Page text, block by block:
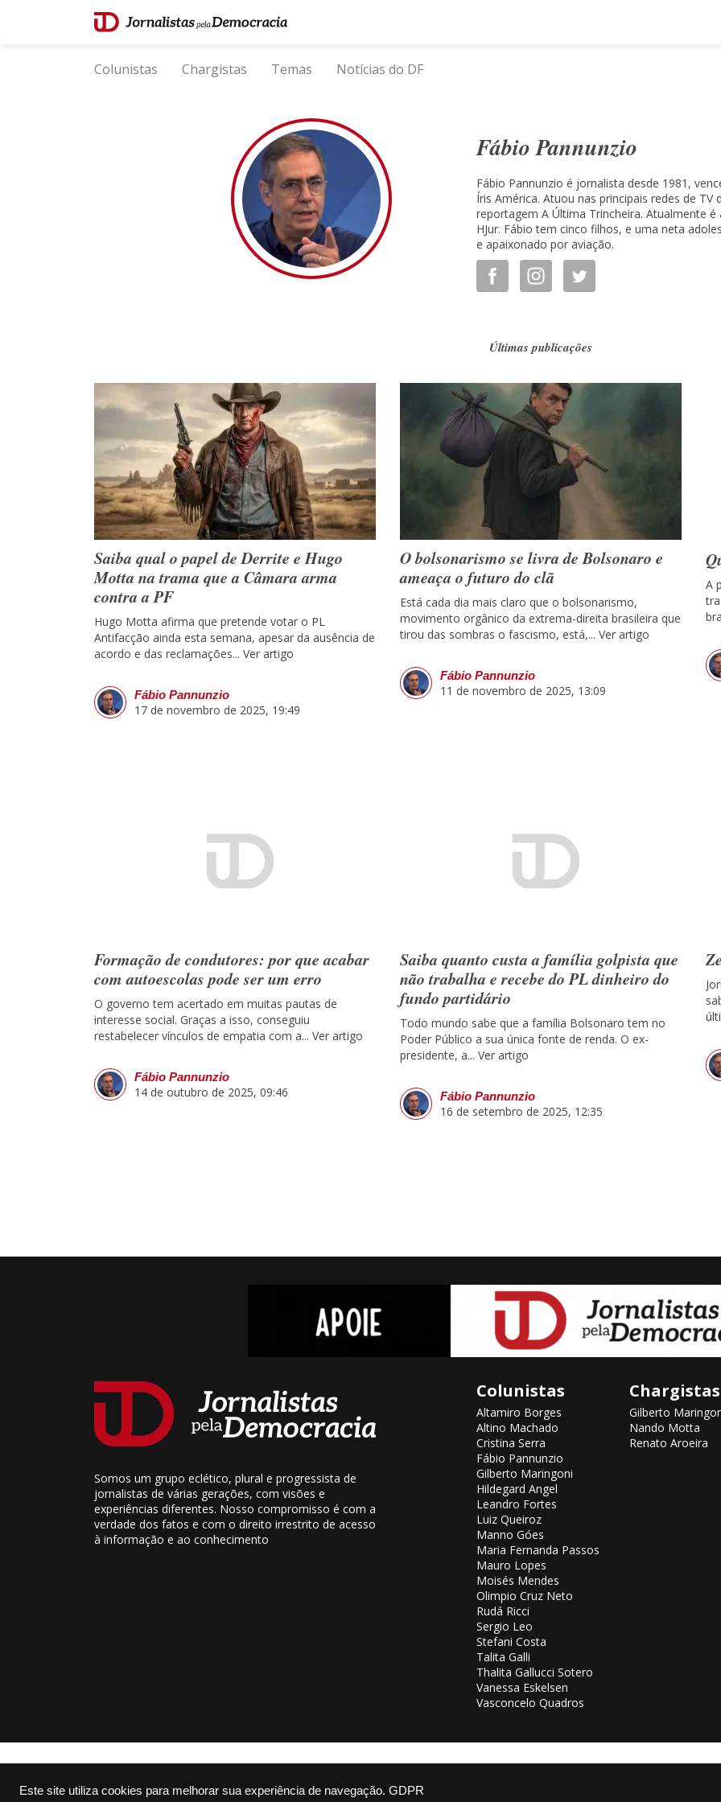
Este site utiliza cookies para melhorar sua experiência de navegação. GDPR
Colunistas Chargistas Temas Notícias do DF
Fábio Pannunzio
Fábio Pannunzio é jornalista desde 1981,
Íris América. Atuou nas principais redes de
reportagem A Última Trincheira. Atualmente
HJur. Fábio tem cinco filhos, e uma neta
e apaixonado por aviação.
Últimas publicações
Saiba qual o papel de Derrite e Hugo
Motta na trama que a Câmara arma
contra a PF
Hugo Motta afirma que pretende votar o PL
Antifacção ainda esta semana, apesar da ausência de
acordo e das reclamações... Ver artigo
Fábio Pannunzio
17 de novembro de 2025, 19:49
O bolsonarismo se livra de Bolsonaro e
ameaça o futuro do clã
Está cada dia mais claro que o bolsonarismo,
movimento orgânico da extrema-direita brasileira que
tirou das sombras o fascismo, está,... Ver artigo
Fábio Pannunzio
11 de novembro de 2025, 13:09
A
Formação de condutores: por que acabar
com autoescolas pode ser um erro
O governo tem acertado em muitas pautas de
interesse social. Graças a isso, conseguiu
restabelecer vínculos de empatia com a... Ver artigo
Fábio Pannunzio
14 de outubro de 2025, 09:46
Saiba quanto custa a família golpista que
não trabalha e recebe do PL dinheiro do
fundo partidário
Todo mundo sabe que a família Bolsonaro tem no
Poder Público a sua única fonte de renda. O ex-
presidente, a... Ver artigo
Fábio Pannunzio
16 de setembro de 2025, 12:35
Somos um grupo eclético, plural e progressista de
jornalistas de várias gerações, com visões e
experiências diferentes. Nosso compromisso é com a
verdade dos fatos e com o direito irrestrito de acesso
à informação e ao conhecimento
Colunistas
Altamiro Borges
Altino Machado
Cristina Serra
Fábio Pannunzio
Gilberto Maringoni
Hildegard Angel
Leandro Fortes
Luiz Queiroz
Manno Góes
Maria Fernanda Passos
Mauro Lopes
Moisés Mendes
Olimpio Cruz Neto
Rudá Ricci
Sergio Leo
Stefani Costa
Talita Galli
Thalita Gallucci Sotero
Vanessa Eskelsen
Vasconcelo Quadros
Chargistas
Gilberto
Nando Motta
Renato Aroeira